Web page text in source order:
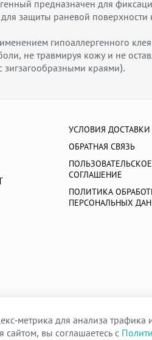
предназначен для
защиты раневой
гипоаллергенного
не травмируя кожу и не
краями).
УСЛОВИЯ ДОСТАВКИ
ОБРАТНАЯ СВЯЗЬ
ПОЛЬЗОВАТЕЛЬСКОЕ
СОГЛАШЕНИЕ
ПОЛИТИКА
ПЕРСОНАЛЬНЫХ
метрика для анализа
сайтом, вы соглашаетесь с